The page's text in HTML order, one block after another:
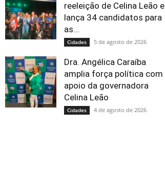
reeleição de Celina Leão e
lança 34 candidatos para
as...
Cidades 5 de agosto de 2026
Dra. Angélica Caraíba
amplia força política com
apoio da governadora
Celina Leão
Cidades 4 de agosto de 2026